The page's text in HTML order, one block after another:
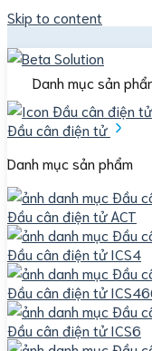
Skip to content
Beta
Danh mục sản
Đầu cân điện tử
Danh mục sản phẩm
Đầu cân điện tử ACT
Đầu cân điện tử ICS4
Đầu cân điện tử
Đầu cân điện tử ICS6